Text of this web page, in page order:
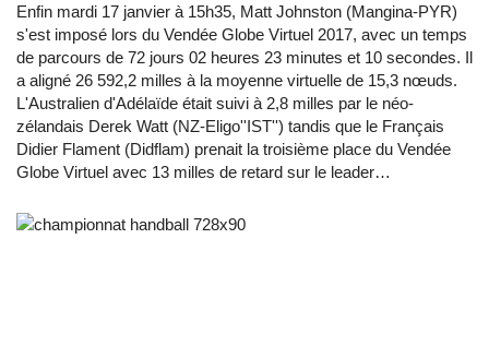
Enfin mardi 17 janvier à 15h35, Matt Johnston (Mangina-PYR)
s'est imposé lors du Vendée Globe Virtuel 2017, avec un temps
de parcours de 72 jours 02 heures 23 minutes et 10 secondes. Il
a aligné 26 592,2 milles à la moyenne virtuelle de 15,3 nœuds.
L'Australien d'Adélaïde était suivi à 2,8 milles par le néo-
zélandais Derek Watt (NZ-Eligo''IST'') tandis que le Français
Didier Flament (Didflam) prenait la troisième place du Vendée
Globe Virtuel avec 13 milles de retard sur le leader…